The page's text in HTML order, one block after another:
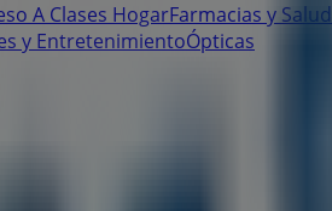
A Clases HogarFarmacias y Salud
y EntretenimientoÓpticas